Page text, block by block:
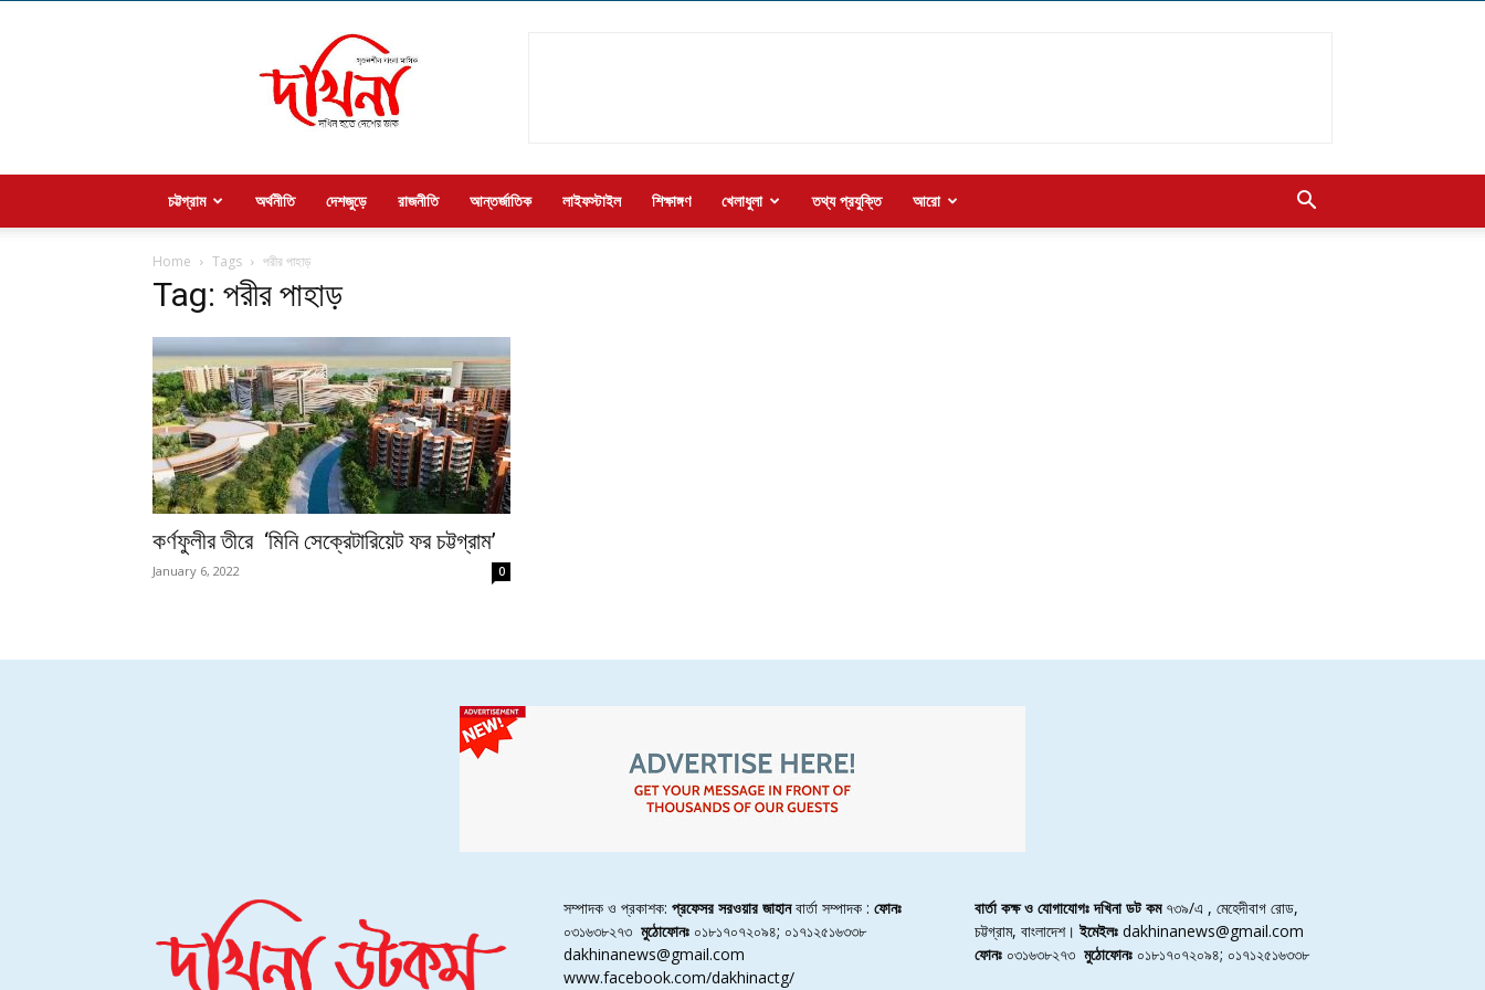
Welcome
to
dakhina
চট্টগ্রাম অর্থনীতি দেশজুড়ে রাজনীতি আন্তর্জাতিক লাইফস্টাইল শিক্ষাঙ্গণ খেলাধুলা তথ্য প্রযুক্তি আরো
Home Tags পরীর পাহাড়
Tag: পরীর পাহাড়
কর্ণফুলীর তীরে ‘মিনি সেক্রেটারিয়েট ফর চট্টগ্রাম’
January 6, 2022 0
সম্পাদক ও প্রকাশক: প্রফেসর সরওয়ার জাহানবার্তা সম্পাদক : ফোনঃ
০৩১৬৩৮২৭৩ মুঠোফোনঃ ০১৮১৭০৭২০৯৪; ০১৭১২৫১৬৩৩৮
dakhinanews@gmail.com
www.facebook.com/dakhinactg/
বার্তা কক্ষ ও যোগাযোগঃ দখিনা ডট কম৭৩৯/এ , মেহেদীবাগ রোড,
চট্টগ্রাম, বাংলাদেশ।ইমেইলঃ dakhinanews@gmail.com
ফোনঃ ০৩১৬৩৮২৭৩ মুঠোফোনঃ ০১৮১৭০৭২০৯৪; ০১৭১২৫১৬৩৩৮